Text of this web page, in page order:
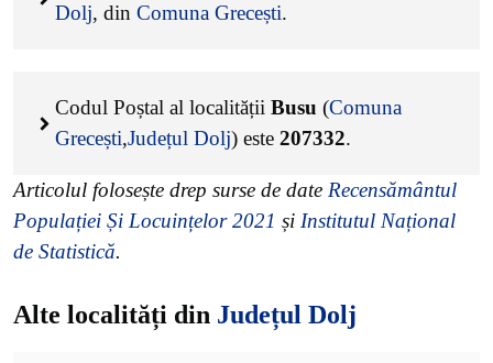
Dolj, din Comuna Grecești.
Codul Poștal al localității Busu (Comuna
Grecești,Județul Dolj) este 207332.
Articolul folosește drep surse de date Recensământul
Populației Și Locuințelor 2021 și Institutul Național
de Statistică.
Alte localități din Județul Dolj